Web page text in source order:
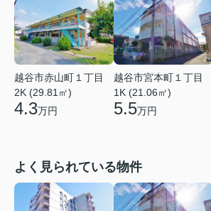
越谷市赤山町１丁目
2K (29.81㎡)
4.3万円
越谷市宮本町１丁目
1K (21.06㎡)
5.5万円
よく見られている物件